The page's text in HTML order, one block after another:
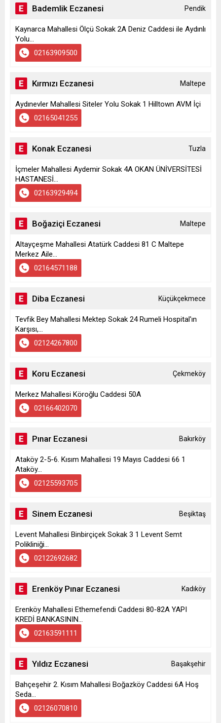
Bademlik Eczanesi Pendik
Kaynarca Mahallesi Ölçü Sokak 2A Deniz Caddesi ile Aydınlı
Yolu...
02163909500
Kırmızı Eczanesi Maltepe
Aydınevler Mahallesi Siteler Yolu Sokak 1 Hilltown AVM İçi
02165041255
Konak Eczanesi Tuzla
İçmeler Mahallesi Aydemir Sokak 4A OKAN ÜNİVERSİTESİ
HASTANESİ...
02163929494
Boğaziçi Eczanesi Maltepe
Altayçeşme Mahallesi Atatürk Caddesi 81 C Maltepe
Merkez Aile...
02164571188
Diba Eczanesi Küçükçekmece
Tevfik Bey Mahallesi Mektep Sokak 24 Rumeli Hospital'ın
Karşısı,...
02124267800
Koru Eczanesi Çekmeköy
Merkez Mahallesi Köroğlu Caddesi 50A
02166402070
Pınar Eczanesi Bakırköy
Ataköy 2-5-6. Kısım Mahallesi 19 Mayıs Caddesi 66 1
Ataköy...
02125593705
Sinem Eczanesi Beşiktaş
Levent Mahallesi Binbirçiçek Sokak 3 1 Levent Semt
Polikliniği...
02122692682
Erenköy Pınar Eczanesi Kadıköy
Erenköy Mahallesi Ethemefendi Caddesi 80-82A YAPI
KREDİ BANKASININ...
02163591111
Yıldız Eczanesi Başakşehir
Bahçeşehir 2. Kısım Mahallesi Boğazköy Caddesi 6A Hoş
Seda...
02126070810